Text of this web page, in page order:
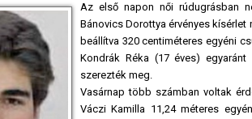
Az első napon női rúdugrásban
Bánovics Dorottya érvényes
beállítva 320 centiméteres egyéni
Kondrák Réka (17 éves)
szerezték meg.
Vasárnap több számban voltak
Váczi Kamilla 11,24 méteres